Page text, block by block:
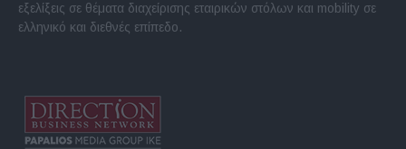
εξελίξεις σε θέματα διαχείρισης εταιρικών στόλων και mobility σε
ελληνικό και διεθνές επίπεδο.